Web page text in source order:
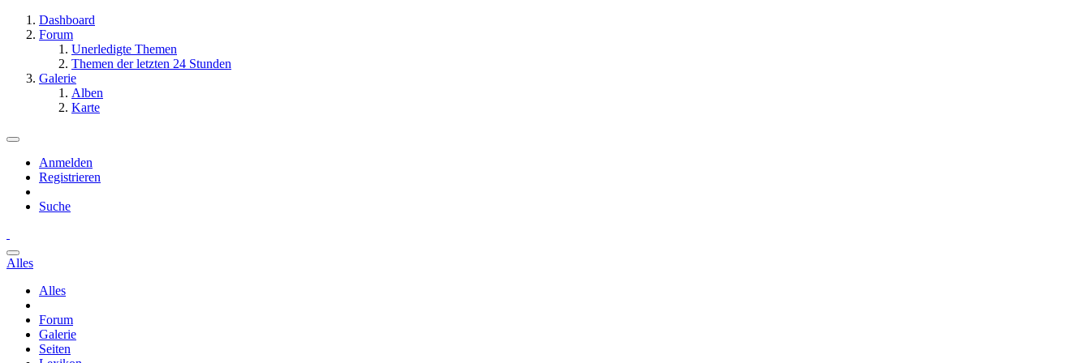
Dashboard
Forum
Unerledigte Themen
Themen der letzten 24 Stunden
Galerie
Alben
Karte
Anmelden
Registrieren
Suche
Alles
Alles
Forum
Galerie
Seiten